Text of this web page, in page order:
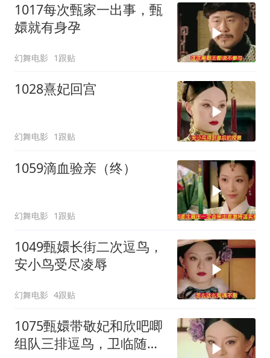
1017每次甄家一出事，甄
嬛就有身孕
幻舞电影 1跟贴
1028熹妃回宫
幻舞电影 1跟贴
1059滴血验亲（终）
幻舞电影 1跟贴
1049甄嬛长街二次逗鸟，
安小鸟受尽凌辱
幻舞电影 4跟贴
1075甄嬛带敬妃和欣吧唧
组队三排逗鸟，卫临随行